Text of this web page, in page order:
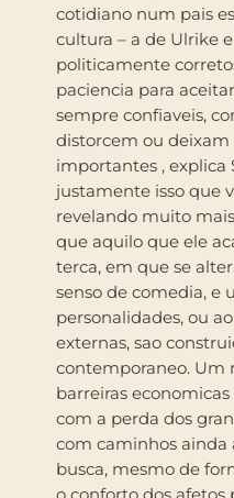
cotidiano num pais
cultura – a de Ulrike
politicamente
paciencia para aceitar. Os narradores,
sempre confiaveis,
distorcem ou
importantes , explica
justamente isso que
revelando muito
que aquilo que ele
terca, em que se
senso de comedia, e
personalidades, ou
externas, sao
contemporaneo. Um
barreiras
com a perda dos
com caminhos ainda
busca, mesmo de